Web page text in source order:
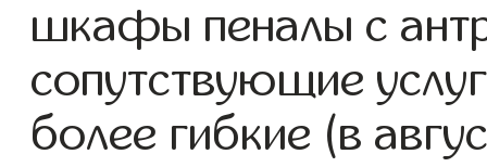
шкафы пеналы с
сопутствующие
более гибкие (в